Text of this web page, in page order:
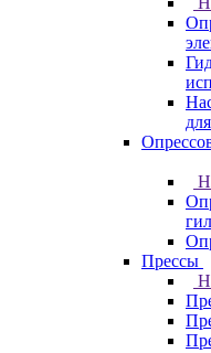
Прессы